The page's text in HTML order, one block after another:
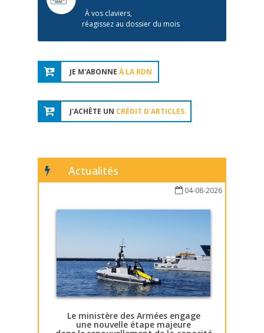
À vos claviers,
réagissez au dossier du mois
JE M'ABONNE À LA RDN
J'ACHÈTE UN CRÉDIT D'ARTICLES
Actualités
04-08-2026
Le ministère des Armées engage
une nouvelle étape majeure